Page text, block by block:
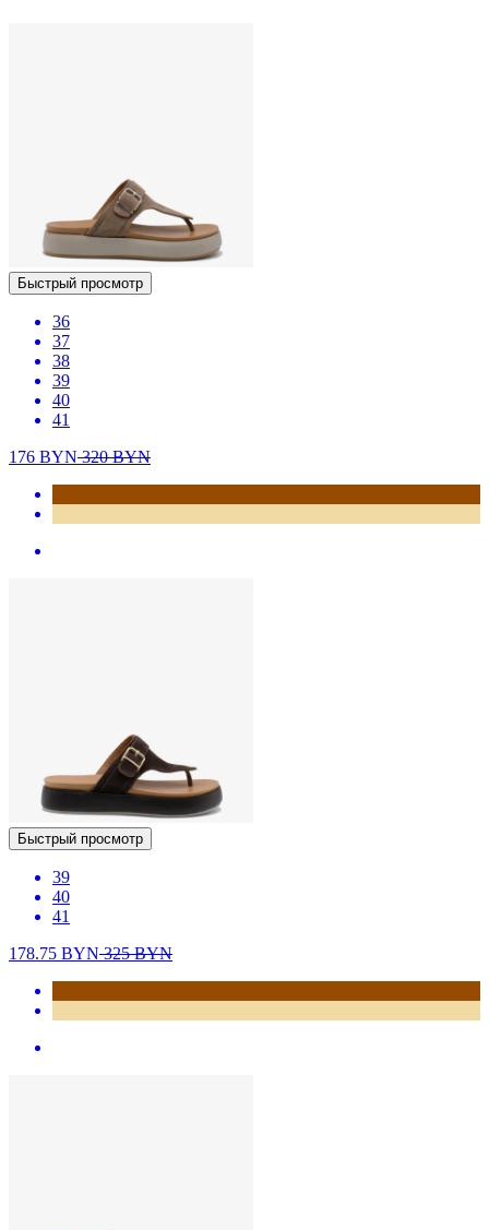
Быстрый просмотр
36
37
38
39
40
41
176 BYN320BYN
Быстрый просмотр
39
40
41
178.75 BYN325BYN